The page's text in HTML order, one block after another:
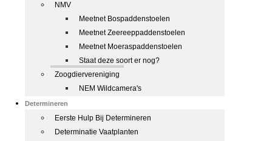
NMV
Meetnet Bospaddenstoelen
Meetnet Zeereeppaddenstoelen
Meetnet Moeraspaddenstoelen
Staat deze soort er nog?
Zoogdiervereniging
NEM Wildcamera's
Determineren
Eerste Hulp Bij Determineren
Determinatie Vaatplanten